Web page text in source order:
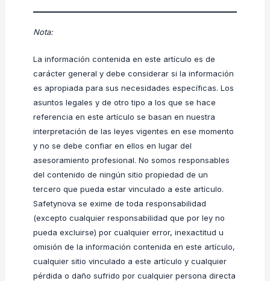
Nota:
La información contenida en este artículo es de
carácter general y debe considerar si la información
es apropiada para sus necesidades específicas. Los
asuntos legales y de otro tipo a los que se hace
referencia en este artículo se basan en nuestra
interpretación de las leyes vigentes en ese momento
y no se debe confiar en ellos en lugar del
asesoramiento profesional. No somos responsables
del contenido de ningún sitio propiedad de un
tercero que pueda estar vinculado a este artículo.
Safetynova se exime de toda responsabilidad
(excepto cualquier responsabilidad que por ley no
pueda excluirse) por cualquier error, inexactitud u
omisión de la información contenida en este artículo,
cualquier sitio vinculado a este artículo y cualquier
pérdida o daño sufrido por cualquier persona directa